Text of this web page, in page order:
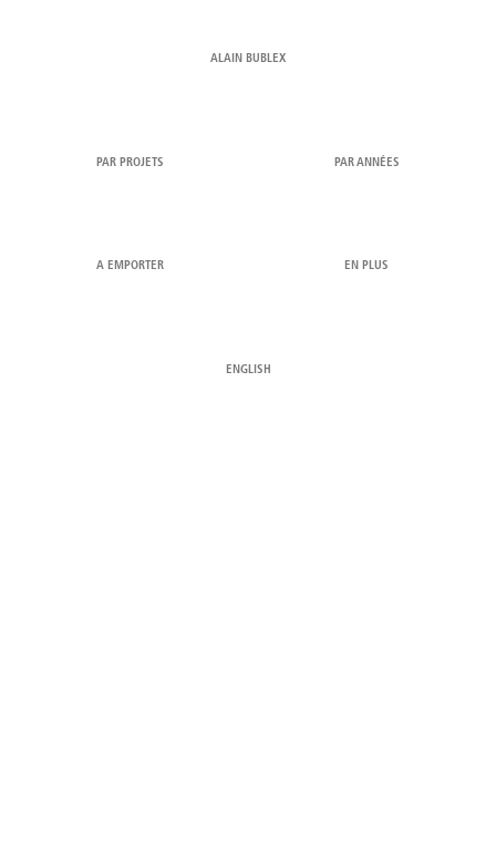
ALAIN BUBLEX
PAR PROJETS PAR ANNÉES
A EMPORTER EN PLUS
ENGLISH